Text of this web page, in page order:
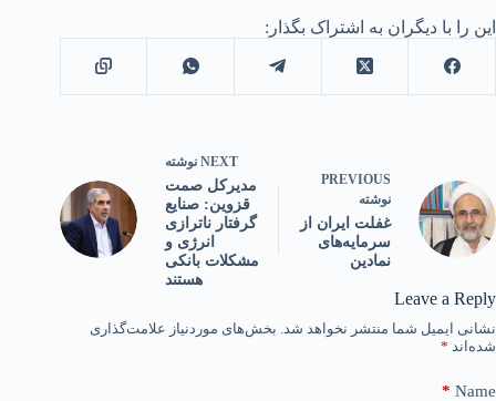
این را با دیگران به اشتراک بگذار:
PREVIOUS
نوشته
غفلت ایران از
سرمایه‌های
نمادین
NEXT نوشته
مدیرکل صمت
قزوین: صنایع
گرفتار ناترازی
انرژی و
مشکلات بانکی
هستند
Leave a Reply
نشانی ایمیل شما منتشر نخواهد شد. بخش‌های موردنیاز علامت‌گذاری
شده‌اند *
Name
*